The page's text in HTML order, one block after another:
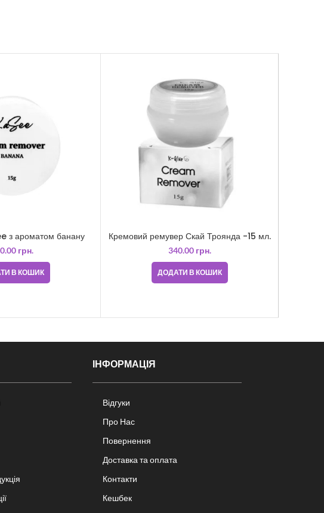
з ароматом банану
грн.
В КОШИК
Кремовий ремувер Скай Троянда -15 мл.
340.00 грн.
ДОДАТИ В КОШИК
ІНФОРМАЦІЯ
Відгуки
Про Нас
Повернення
Доставка та оплата
Контакти
Кешбек